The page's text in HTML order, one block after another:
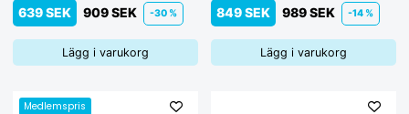
639 SEK 909 SEK -30 %
Lägg i varukorg
849 SEK 989 SEK -14 %
Lägg i varukorg
Medlemspris